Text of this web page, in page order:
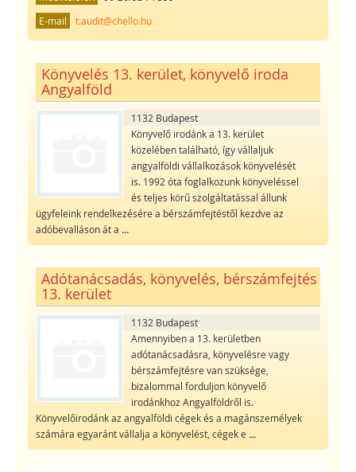
E-mail
t.audit@chello.hu
Könyvelés 13. kerület, könyvelő iroda
Angyalföld
1132 Budapest
Könyvelő irodánk a 13. kerület
közelében található, így vállaljuk
angyalföldi vállalkozások könyvelését
is. 1992 óta foglalkozunk könyveléssel
és teljes körű szolgáltatással állunk
ügyfeleink rendelkezésére a bérszámfejtéstől kezdve az
adóbevalláson át a ...
Adótanácsadás, könyvelés, bérszámfejtés
13. kerület
1132 Budapest
Amennyiben a 13. kerületben
adótanácsadásra, könyvelésre vagy
bérszámfejtésre van szüksége,
bizalommal forduljon könyvelő
irodánkhoz Angyalföldről is.
Könyvelőirodánk az angyalföldi cégek és a magánszemélyek
számára egyaránt vállalja a könyvelést, cégek e ...